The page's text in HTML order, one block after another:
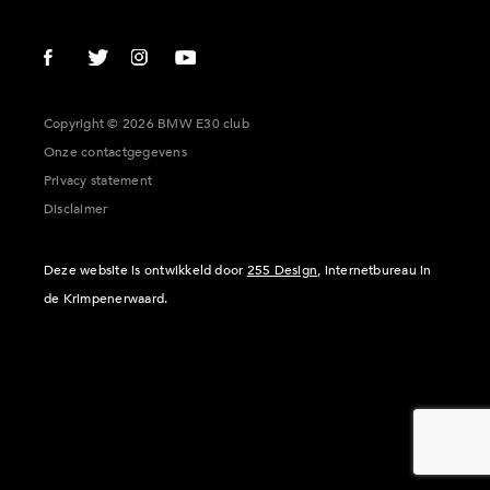
Copyright © 2026 BMW E30 club
Onze contactgegevens
Privacy statement
Disclaimer
Deze website is ontwikkeld door 255 Design, internetbureau in
de Krimpenerwaard.